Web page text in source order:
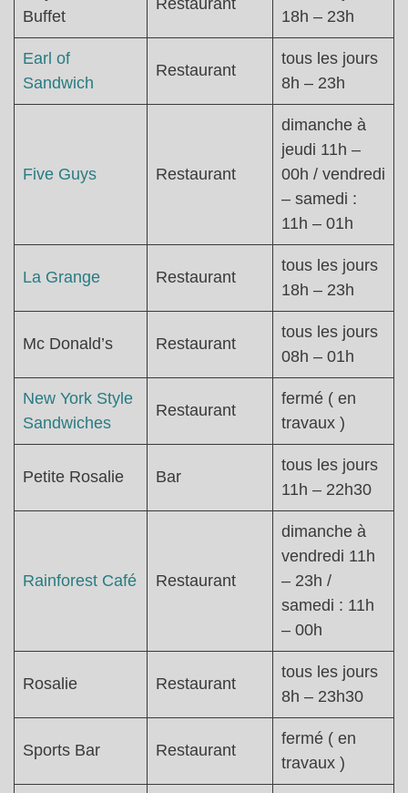
Buffet
Restaurant
18h – 23h
Earl of
Sandwich
Restaurant
tous les jours
8h – 23h
Five Guys Restaurant
dimanche à
jeudi 11h –
00h / vendredi
– samedi :
11h – 01h
La Grange Restaurant
tous les jours
18h – 23h
Mc Donald’s Restaurant
tous les jours
08h – 01h
New York Style
Sandwiches
Restaurant
fermé ( en
travaux )
Petite Rosalie Bar
tous les jours
11h – 22h30
Rainforest Café Restaurant
dimanche à
vendredi 11h
– 23h /
samedi : 11h
– 00h
Rosalie Restaurant
tous les jours
8h – 23h30
Sports Bar Restaurant
fermé ( en
travaux )